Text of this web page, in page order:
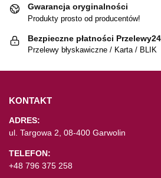
Gwarancja oryginalności
Produkty prosto od producentów!
Bezpieczne płatności Przelewy24
Przelewy błyskawiczne / Karta / BLIK
KONTAKT
ADRES:
ul. Targowa 2, 08-400 Garwolin
TELEFON:
+48 796 375 258